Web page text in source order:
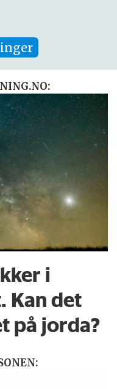
i
Kan det
på jorda?